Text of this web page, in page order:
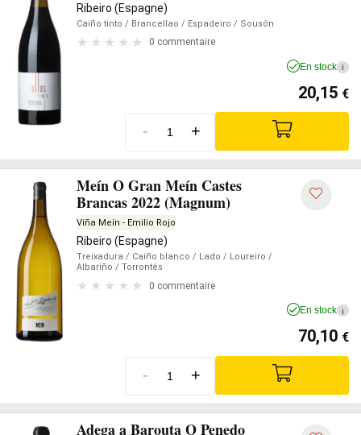
Ribeiro (Espagne)
Caiño tinto / Brancellao / Espadeiro / Sousón
0 commentaire
En stock i
20,15 €
- +
Meín O Gran Meín Castes
Brancas 2022 (Magnum)
Viña Meín - Emilio Rojo
Ribeiro (Espagne)
Treixadura / Caiño blanco / Lado / Loureiro /
Albariño / Torrontés
0 commentaire
En stock i
70,10 €
- +
Adega a Barouta O Penedo